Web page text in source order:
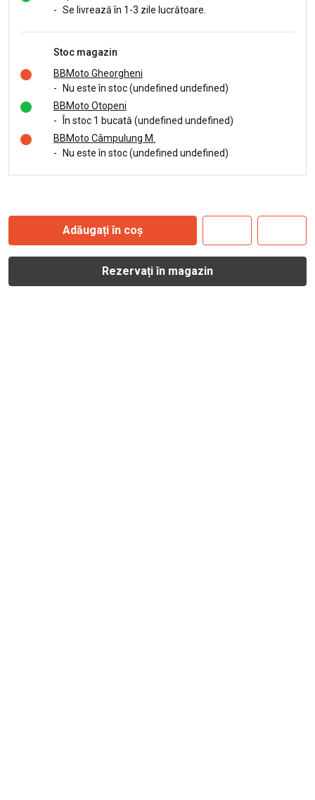
- Se livrează în 1-3 zile lucrătoare.
Stoc magazin
BBMoto Gheorgheni
-
Nu este în stoc (undefined undefined)
BBMoto Otopeni
-
În stoc 1 bucată (undefined undefined)
BBMoto Câmpulung M.
-
Nu este în stoc (undefined undefined)
Adăugați în coș
Rezervați în magazin